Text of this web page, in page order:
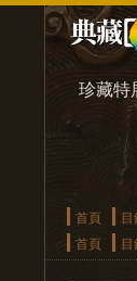
珍藏特
首頁
首頁